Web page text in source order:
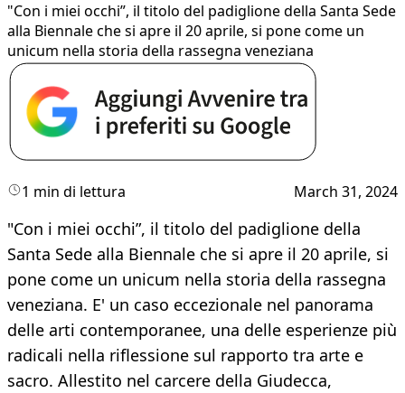
"Con i miei occhi”, il titolo del padiglione della Santa Sede
alla Biennale che si apre il 20 aprile, si pone come un
unicum nella storia della rassegna veneziana
1 min di lettura March 31, 2024
"Con i miei occhi”, il titolo del padiglione della
Santa Sede alla Biennale che si apre il 20 aprile, si
pone come un unicum nella storia della rassegna
veneziana. E' un caso eccezionale nel panorama
delle arti contemporanee, una delle esperienze più
radicali nella riflessione sul rapporto tra arte e
sacro. Allestito nel carcere della Giudecca,